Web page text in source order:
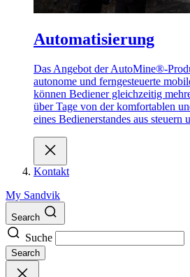
Automatisierung
Das Angebot der AutoMine®-
autonome und ferngesteuerte
können Bediener gleichzeitig
über Tage von der komfortablen
eines Bedienerstandes aus steuern
Kontakt
My Sandvik
Search
Suche
Search